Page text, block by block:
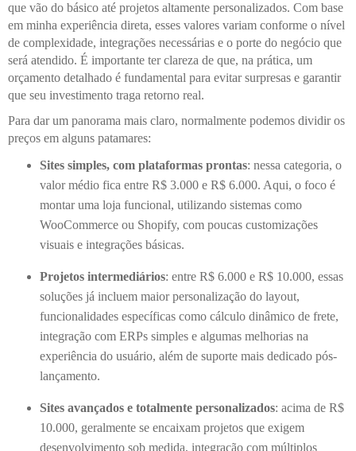
que vão do básico até projetos altamente personalizados. Com base
em minha experiência direta, esses valores variam conforme o nível
de complexidade, integrações necessárias e o porte do negócio que
será atendido. É importante ter clareza de que, na prática, um
orçamento detalhado é fundamental para evitar surpresas e garantir
que seu investimento traga retorno real.
Para dar um panorama mais claro, normalmente podemos dividir os
preços em alguns patamares:
Sites simples, com plataformas prontas: nessa categoria, o
valor médio fica entre R$ 3.000 e R$ 6.000. Aqui, o foco é
montar uma loja funcional, utilizando sistemas como
WooCommerce ou Shopify, com poucas customizações
visuais e integrações básicas.
Projetos intermediários: entre R$ 6.000 e R$ 10.000, essas
soluções já incluem maior personalização do layout,
funcionalidades específicas como cálculo dinâmico de frete,
integração com ERPs simples e algumas melhorias na
experiência do usuário, além de suporte mais dedicado pós-
lançamento.
Sites avançados e totalmente personalizados: acima de R$
10.000, geralmente se encaixam projetos que exigem
desenvolvimento sob medida, integração com múltiplos